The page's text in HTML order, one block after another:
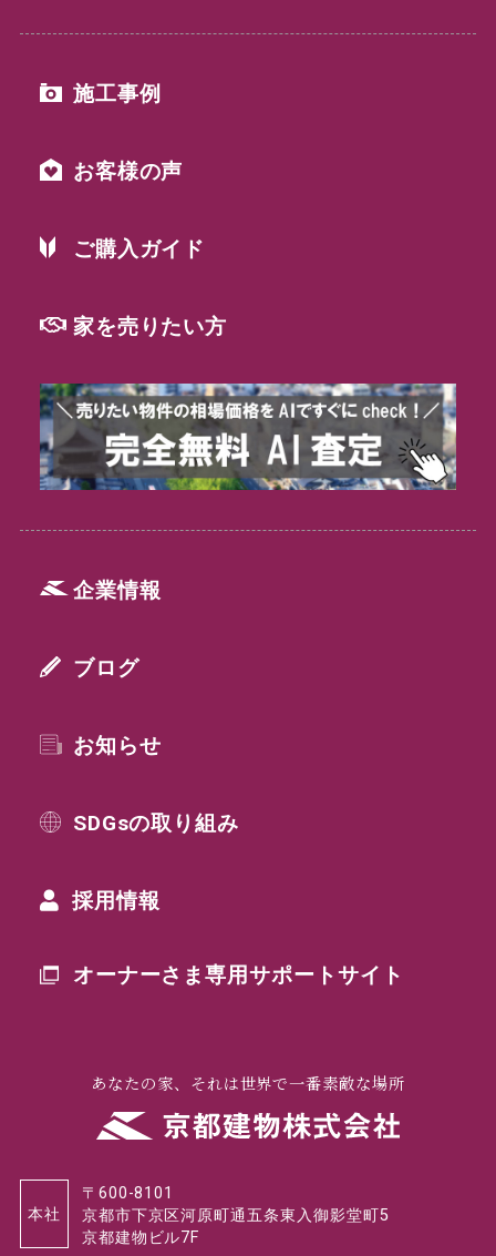
施工事例
お客様の声
ご購入ガイド
家を売りたい方
企業情報
ブログ
お知らせ
SDGsの取り組み
採用情報
オーナーさま専用サポートサイト
あなたの家、それは世界で一番素敵な場所
本社
〒600-8101
京都市下京区河原町通五条東入御影堂町5
京都建物ビル7F